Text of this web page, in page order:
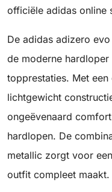
officiële adidas online
De adidas adizero
de moderne
topprestaties. Met
lichtgewicht
ongeëvenaard
hardlopen. De
metallic zorgt voor
outfit compleet maakt.